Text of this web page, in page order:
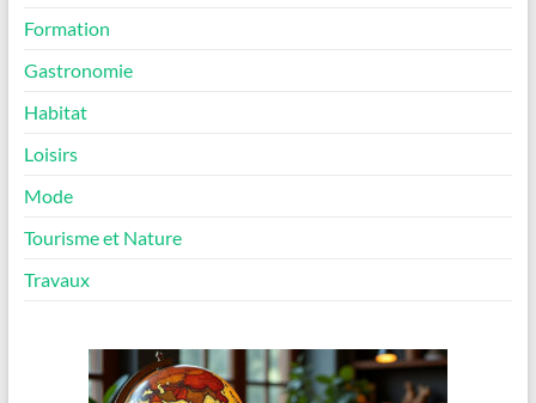
Formation
Gastronomie
Habitat
Loisirs
Mode
Tourisme et Nature
Travaux